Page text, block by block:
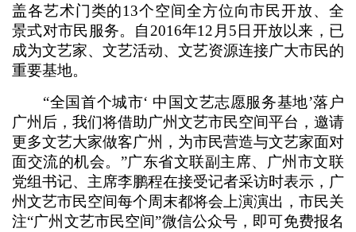
盖各艺术门类的13个空间全方位向市民开放、全
景式对市民服务。自2016年12月5日开放以来，已
成为文艺家、文艺活动、文艺资源连接广大市民的
重要基地。
“全国首个城市‘ 中国文艺志愿服务基地’落户
广州后，我们将借助广州文艺市民空间平台，邀请
更多文艺大家做客广州，为市民营造与文艺家面对
面交流的机会。”广东省文联副主席、广州市文联
党组书记、主席李鹏程在接受记者采访时表示，广
州文艺市民空间每个周末都将会上演演出，市民关
注“广州文艺市民空间”微信公众号，即可免费报名